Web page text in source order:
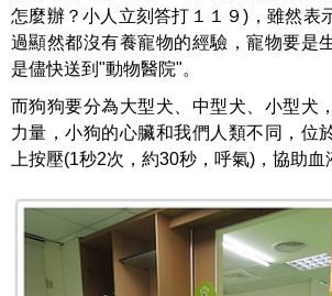
怎麼辦？小人立刻答打１１９)，雖然表
過顯然都沒有養寵物的經驗，寵物要是
是儘快送到"動物醫院"。
而狗狗要分為大型犬、中型犬、小型犬
力量，小狗的心臟和我們人類不同，位
上按壓(1秒2次，約30秒，呼氣)，協助血